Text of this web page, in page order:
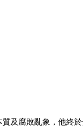
及腐敗亂象，他終